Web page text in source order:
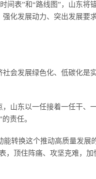
间表”和“路线图”，山东将
化发展动力、突出发展要
会发展绿色化、低碳化是
山东以一任接着一任干、
责任。
转换这个推动高质量发展
顶住阵痛、攻坚克难，加